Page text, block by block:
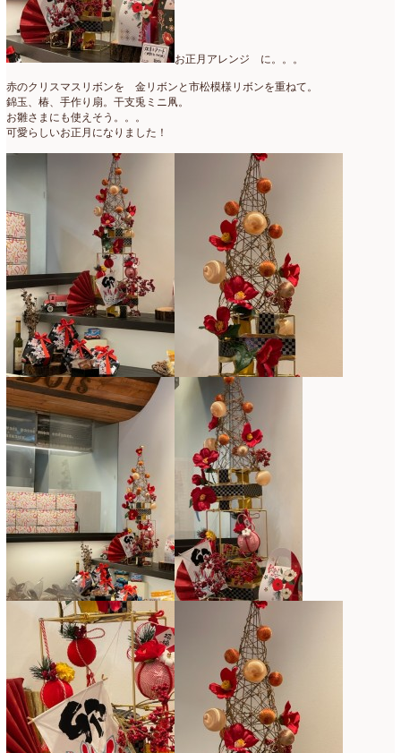
お正月アレンジ に。。。
赤のクリスマスリボンを 金リボンと市松模様リボンを重ねて。
錦玉、椿、手作り扇。干支兎ミニ凧。
お雛さまにも使えそう。。。
可愛らしいお正月になりました！